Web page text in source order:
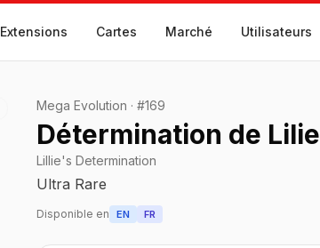
Extensions Cartes Marché Utilisateurs
Mega Evolution · #169
Détermination de Lilie
Lillie's Determination
Ultra Rare
Disponible en EN FR